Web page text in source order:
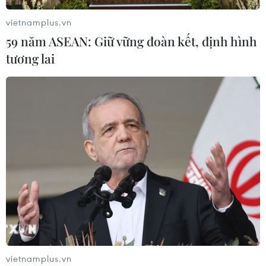
Xem thêm
CƠ QUAN CHỦ QUẢN: THÔNG TẤN XÃ VIỆT NAM
Tổng Biên tập: TRẦN TIẾN DUẨN
Phó Tổng Biên tập: NGUYỄN THỊ TÁM, KHÚC THANH
Sở hữu trí tuệ
Quy định sử dụng
RSS
Hỗ trợ
Ngôn ngữ
TTXVN
Dịch vụ tin
vietnamplus.vn
59 năm ASEAN: Giữ vững đoàn kết, định hình
tương lai
vietnamplus.vn